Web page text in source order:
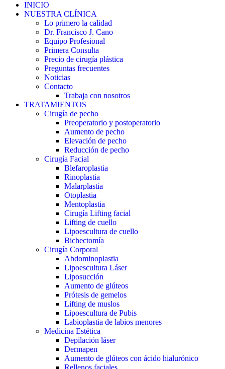
INICIO
NUESTRA CLÍNICA
Lo primero la calidad
Dr. Francisco J. Cano
Equipo Profesional
Primera Consulta
Precio de cirugía plástica
Preguntas frecuentes
Noticias
Contacto
Trabaja con nosotros
TRATAMIENTOS
Cirugía de pecho
Preoperatorio y postoperatorio
Aumento de pecho
Elevación de pecho
Reducción de pecho
Cirugía Facial
Blefaroplastia
Rinoplastia
Malarplastia
Otoplastia
Mentoplastia
Cirugía Lifting facial
Lifting de cuello
Lipoescultura de cuello
Bichectomía
Cirugía Corporal
Abdominoplastia
Lipoescultura Láser
Liposucción
Aumento de glúteos
Prótesis de gemelos
Lifting de muslos
Lipoescultura de Pubis
Labioplastia de labios menores
Medicina Estética
Depilación láser
Dermapen
Aumento de glúteos con ácido hialurónico
Rellenos faciales